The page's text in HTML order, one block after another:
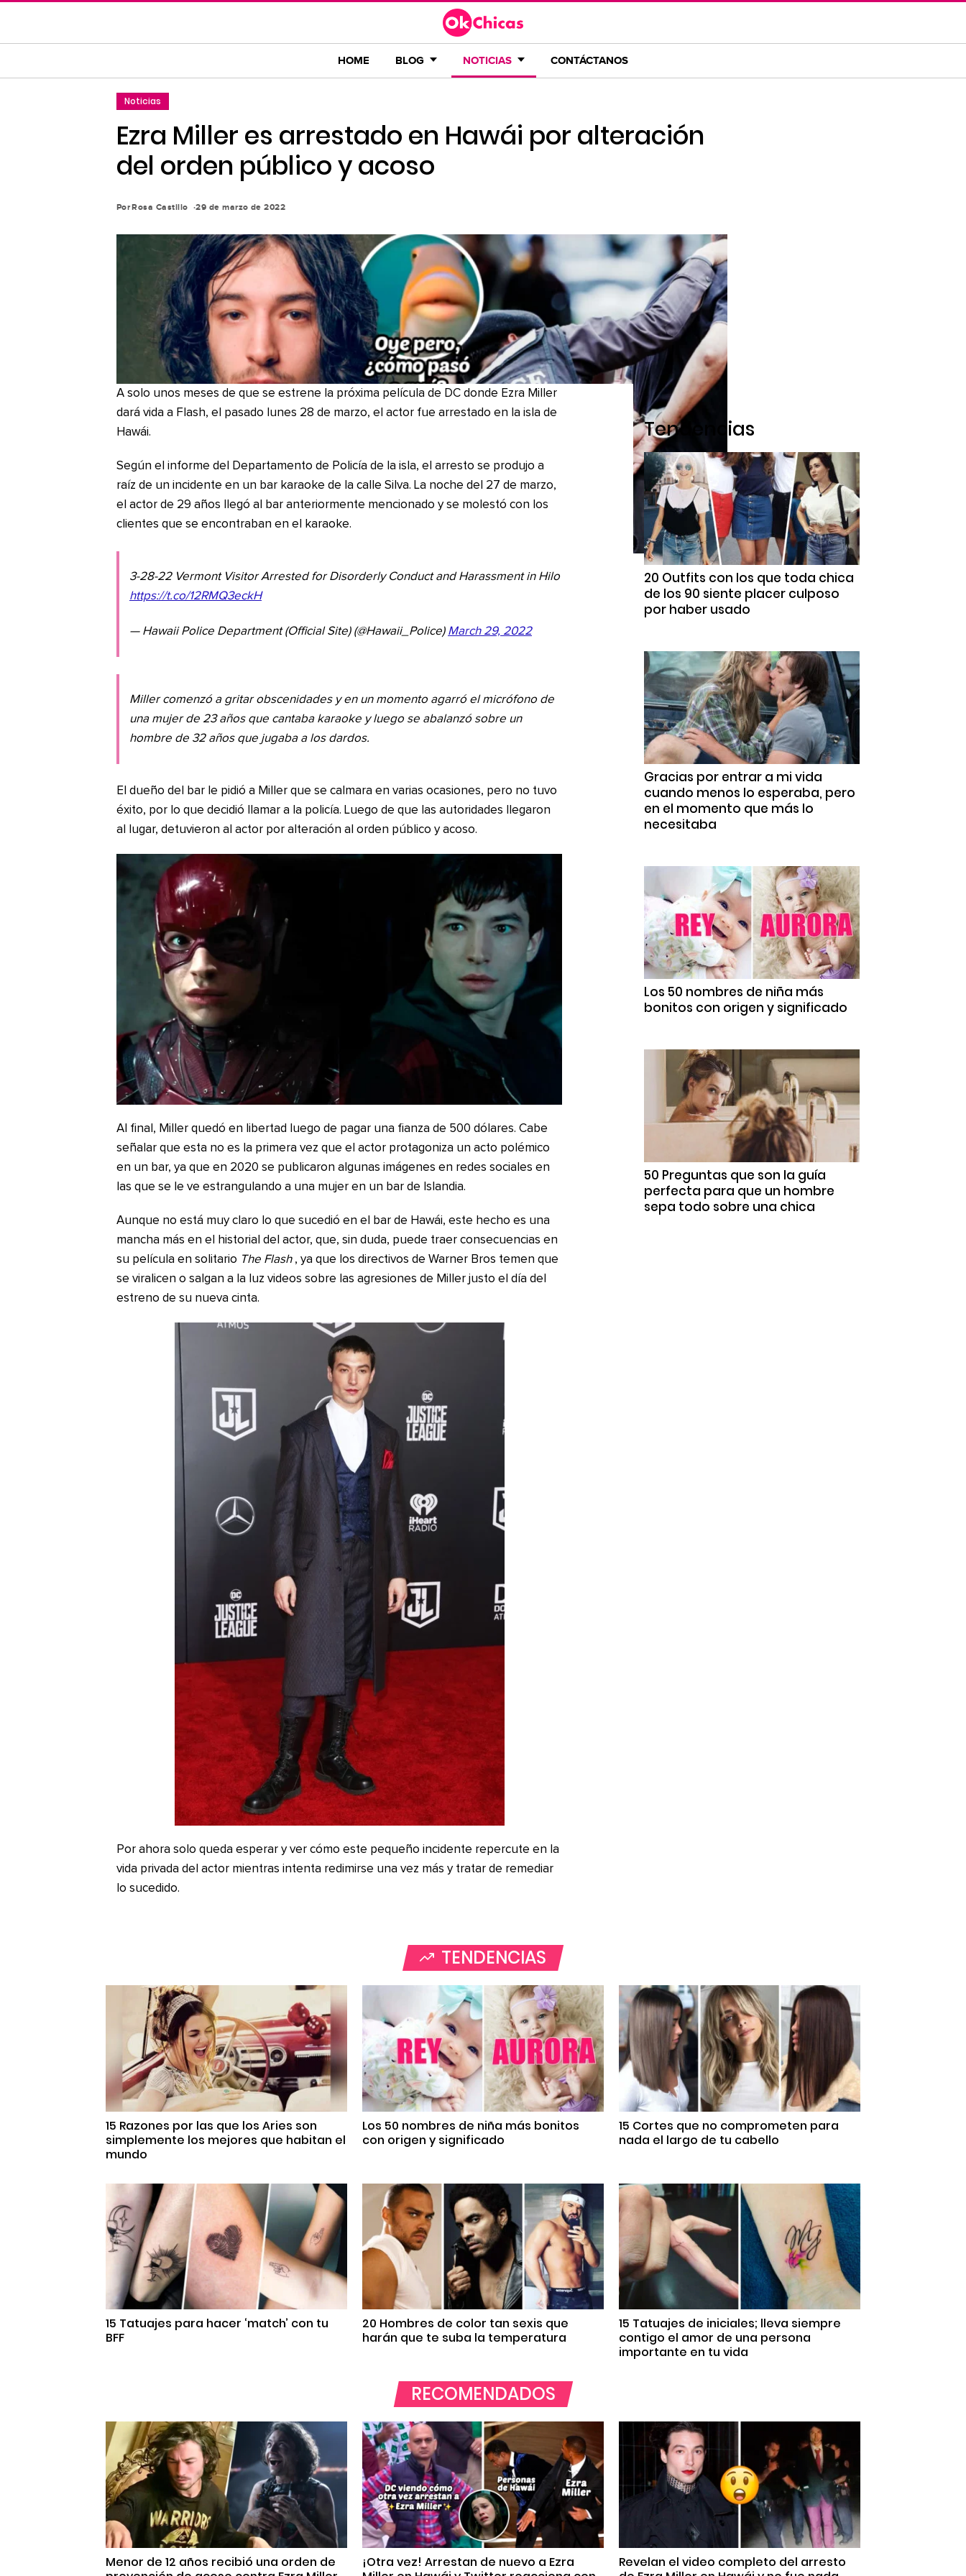
contenido
HOME BLOG NOTICIAS CONTÁCTANOS
Noticias
Ezra Miller es arrestado en Hawái por alteración
del orden público y acoso
PorRosa Castillo 29 de marzo de 2022
A solo unos meses de que se estrene la próxima película de DC donde Ezra Miller
dará vida a Flash, el pasado lunes 28 de marzo, el actor fue arrestado en la isla de
Hawái.
Según el informe del Departamento de Policía de la isla, el arresto se produjo a
raíz de un incidente en un bar karaoke de la calle Silva. La noche del 27 de marzo,
el actor de 29 años llegó al bar anteriormente mencionado y se molestó con los
clientes que se encontraban en el karaoke.
3-28-22 Vermont Visitor Arrested for Disorderly Conduct and Harassment in Hilo
https://t.co/12RMQ3eckH
— Hawaii Police Department (Official Site) (@Hawaii_Police) March 29, 2022
Miller comenzó a gritar obscenidades y en un momento agarró el micrófono de
una mujer de 23 años que cantaba karaoke y luego se abalanzó sobre un
hombre de 32 años que jugaba a los dardos.
El dueño del bar le pidió a Miller que se calmara en varias ocasiones, pero no tuvo
éxito, por lo que decidió llamar a la policía. Luego de que las autoridades llegaron
al lugar, detuvieron al actor por alteración al orden público y acoso.
Al final, Miller quedó en libertad luego de pagar una fianza de 500 dólares. Cabe
señalar que esta no es la primera vez que el actor protagoniza un acto polémico
en un bar, ya que en 2020 se publicaron algunas imágenes en redes sociales en
las que se le ve estrangulando a una mujer en un bar de Islandia.
Aunque no está muy claro lo que sucedió en el bar de Hawái, este hecho es una
mancha más en el historial del actor, que, sin duda, puede traer consecuencias en
su película en solitario The Flash , ya que los directivos de Warner Bros temen que
se viralicen o salgan a la luz videos sobre las agresiones de Miller justo el día del
estreno de su nueva cinta.
Por ahora solo queda esperar y ver cómo este pequeño incidente repercute en la
vida privada del actor mientras intenta redimirse una vez más y tratar de remediar
lo sucedido.
Tendencias
20 Outfits con los que toda chica
de los 90 siente placer culposo
por haber usado
Gracias por entrar a mi vida
cuando menos lo esperaba, pero
en el momento que más lo
necesitaba
Los 50 nombres de niña más
bonitos con origen y significado
50 Preguntas que son la guía
perfecta para que un hombre
sepa todo sobre una chica
TENDENCIAS
15 Razones por las que los Aries son
simplemente los mejores que habitan el
mundo
Los 50 nombres de niña más bonitos
con origen y significado
15 Cortes que no comprometen para
nada el largo de tu cabello
15 Tatuajes para hacer ‘match’ con tu
BFF
20 Hombres de color tan sexis que
harán que te suba la temperatura
15 Tatuajes de iniciales; lleva siempre
contigo el amor de una persona
importante en tu vida
RECOMENDADOS
Menor de 12 años recibió una orden de
¡Otra vez! Arrestan de nuevo a Ezra
Revelan el video completo del arresto